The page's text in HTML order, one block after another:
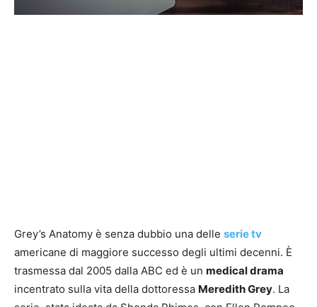
Grey’s Anatomy è senza dubbio una delle serie tv
americane di maggiore successo degli ultimi decenni. È
trasmessa dal 2005 dalla ABC ed è un medical drama
incentrato sulla vita della dottoressa Meredith Grey. La